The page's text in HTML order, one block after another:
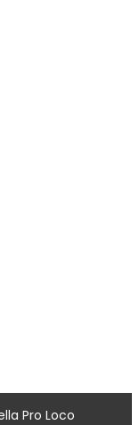
Pro Loco